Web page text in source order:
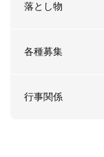
落とし物
各種募集
行事関係